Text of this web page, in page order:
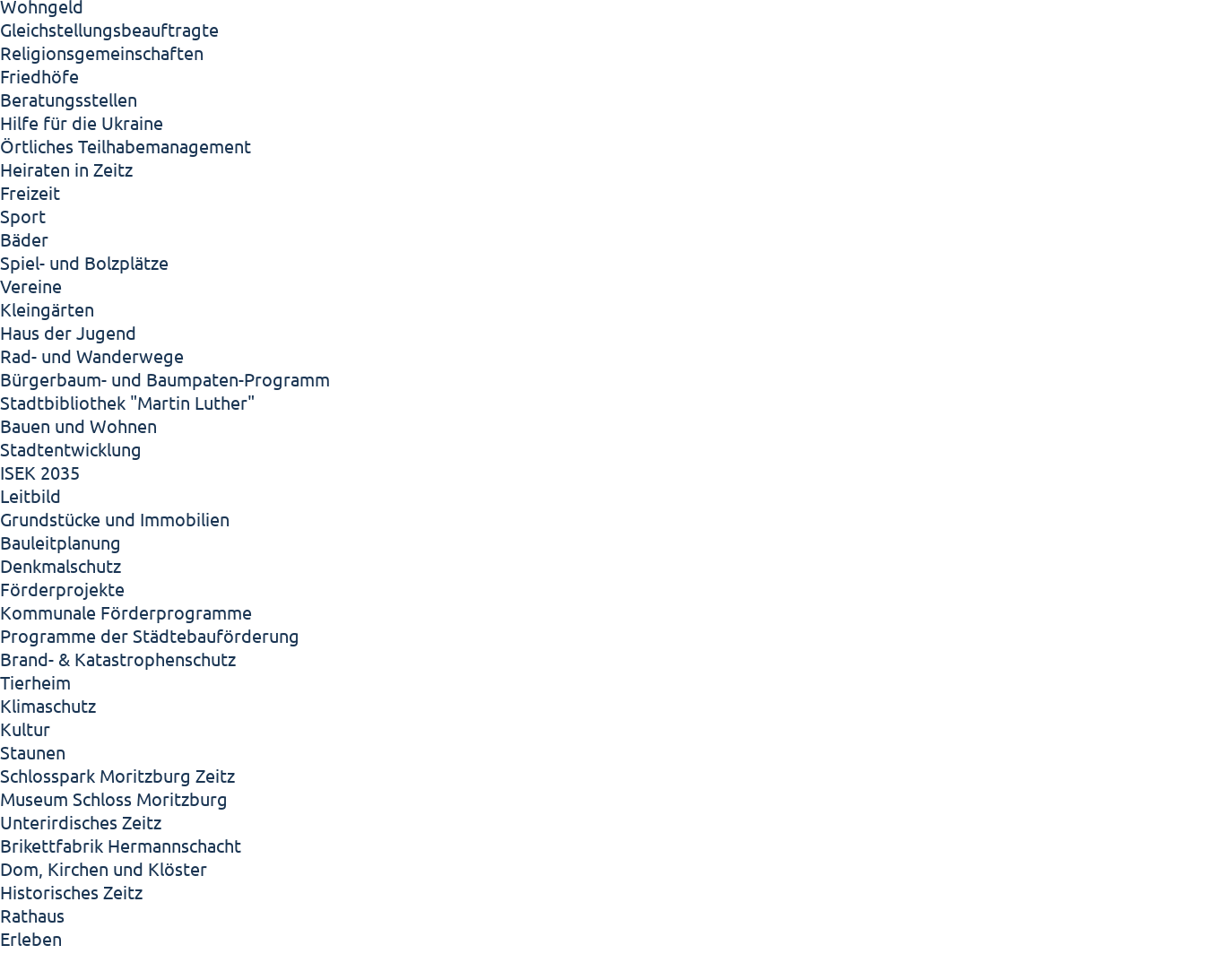
Wohngeld
Gleichstellungsbeauftragte
Religionsgemeinschaften
Friedhöfe
Beratungsstellen
Hilfe für die Ukraine
Örtliches Teilhabemanagement
Heiraten in Zeitz
Freizeit
Sport
Bäder
Spiel- und Bolzplätze
Vereine
Kleingärten
Haus der Jugend
Rad- und Wanderwege
Bürgerbaum- und Baumpaten-Programm
Stadtbibliothek "Martin Luther"
Bauen und Wohnen
Stadtentwicklung
ISEK 2035
Leitbild
Grundstücke und Immobilien
Bauleitplanung
Denkmalschutz
Förderprojekte
Kommunale Förderprogramme
Programme der Städtebauförderung
Brand- & Katastrophenschutz
Tierheim
Klimaschutz
Kultur
Staunen
Schlosspark Moritzburg Zeitz
Museum Schloss Moritzburg
Unterirdisches Zeitz
Brikettfabrik Hermannschacht
Dom, Kirchen und Klöster
Historisches Zeitz
Rathaus
Erleben